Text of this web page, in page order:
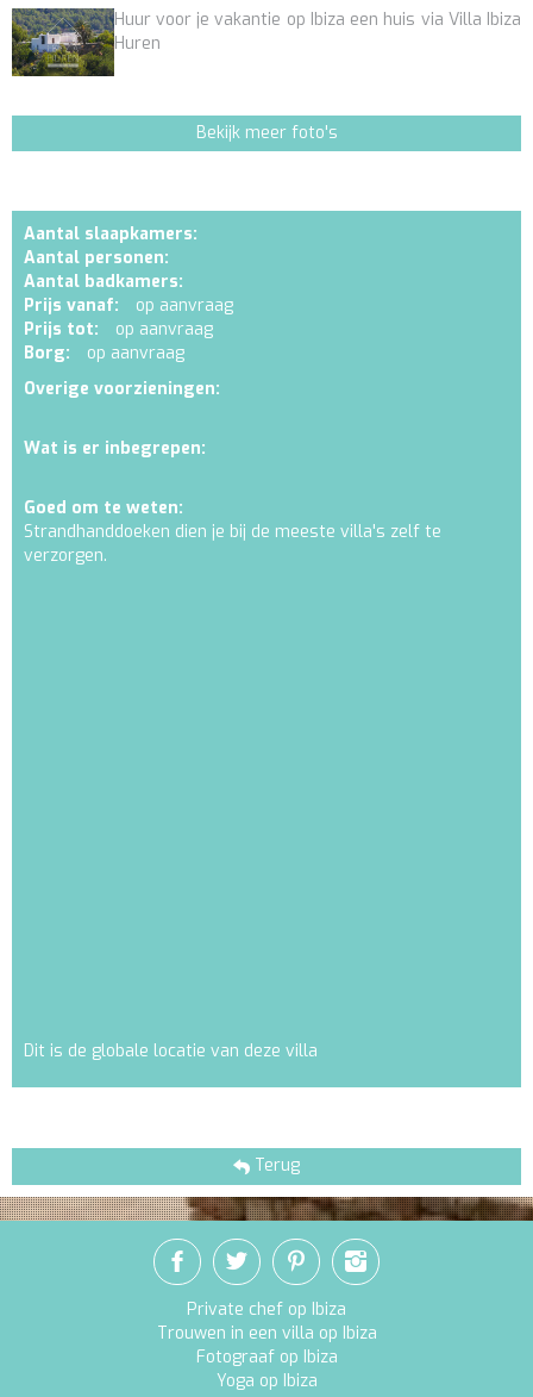
Huur voor je vakantie op Ibiza een huis via Villa Ibiza
Huren
Bekijk meer foto's
Aantal slaapkamers:
Aantal personen:
Aantal badkamers:
Prijs vanaf:
op aanvraag
Prijs tot:
op aanvraag
Borg:
op aanvraag
Overige voorzieningen:
Wat is er inbegrepen:
Goed om te weten:
Strandhanddoeken dien je bij de meeste villa's zelf te
verzorgen.
Dit is de globale locatie van deze villa
Terug
Private chef op Ibiza
Trouwen in een villa op Ibiza
Fotograaf op Ibiza
Yoga op Ibiza